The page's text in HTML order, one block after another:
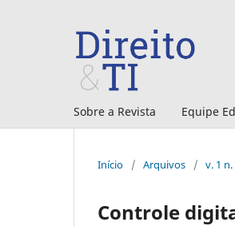
Sobre a Revista Equipe
Início / Arquivos / v. 1
Controle